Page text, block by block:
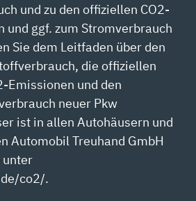
und zu den offiziellen CO2-
und ggf. zum Stromverbrauch
Sie dem Leitfaden über den
die offiziellen
Emissionen und den
neuer Pkw
ist in allen Autohäusern und
Automobil Treuhand GmbH
co2/.